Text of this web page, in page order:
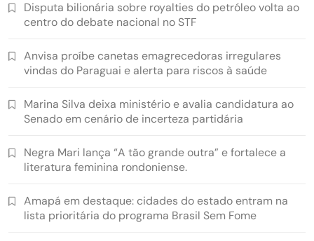
Disputa bilionária sobre royalties do petróleo volta ao
centro do debate nacional no STF
Anvisa proíbe canetas emagrecedoras irregulares
vindas do Paraguai e alerta para riscos à saúde
Marina Silva deixa ministério e avalia candidatura ao
Senado em cenário de incerteza partidária
Negra Mari lança “A tão grande outra” e fortalece a
literatura feminina rondoniense.
Amapá em destaque: cidades do estado entram na
lista prioritária do programa Brasil Sem Fome